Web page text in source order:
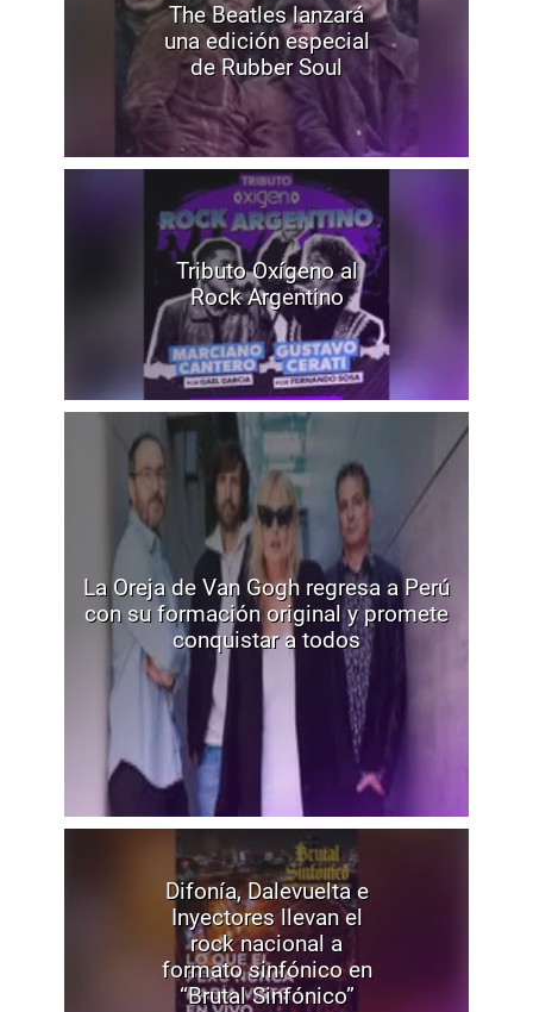
The Beatles lanzará
una edición especial
de Rubber Soul
Tributo Oxígeno al
Rock Argentino
La Oreja de Van Gogh regresa a Perú
con su formación original y promete
conquistar a todos
Difonía, Dalevuelta e
Inyectores llevan el
rock nacional a
formato sinfónico en
“Brutal Sinfónico”